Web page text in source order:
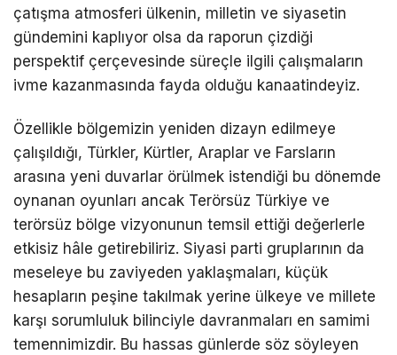
çatışma atmosferi ülkenin, milletin ve siyasetin
gündemini kaplıyor olsa da raporun çizdiği
perspektif çerçevesinde süreçle ilgili çalışmaların
ivme kazanmasında fayda olduğu kanaatindeyiz.
Özellikle bölgemizin yeniden dizayn edilmeye
çalışıldığı, Türkler, Kürtler, Araplar ve Farsların
arasına yeni duvarlar örülmek istendiği bu dönemde
oynanan oyunları ancak Terörsüz Türkiye ve
terörsüz bölge vizyonunun temsil ettiği değerlerle
etkisiz hâle getirebiliriz. Siyasi parti gruplarının da
meseleye bu zaviyeden yaklaşmaları, küçük
hesapların peşine takılmak yerine ülkeye ve millete
karşı sorumluluk bilinciyle davranmaları en samimi
temennimizdir. Bu hassas günlerde söz söyleyen